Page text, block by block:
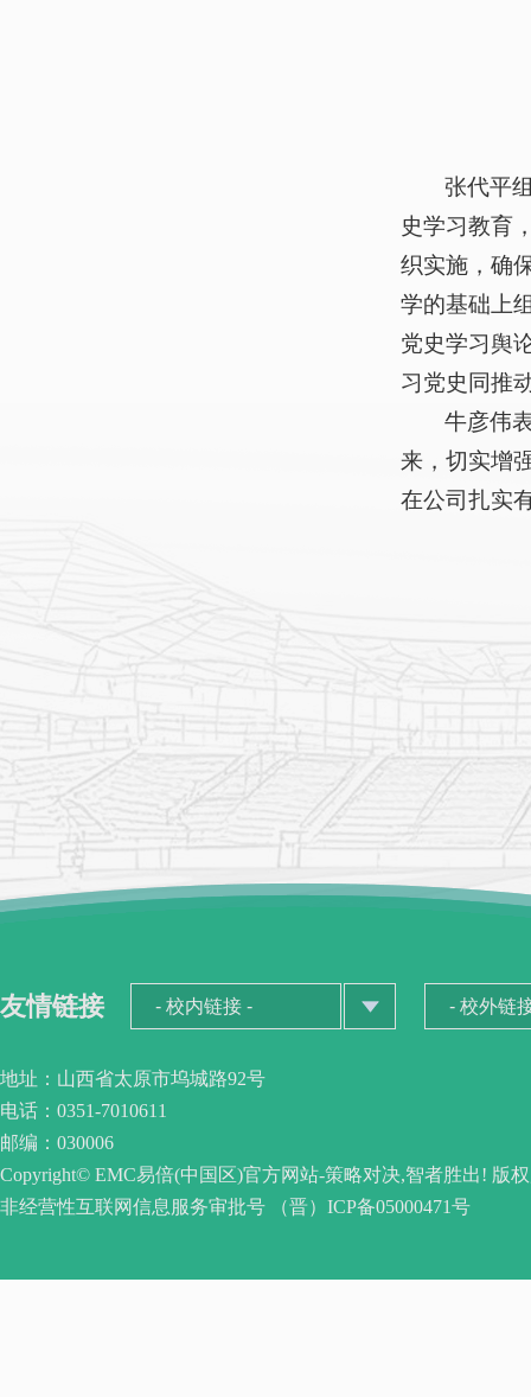
张代平
史学习教育
织实施，确
学的基础上
党史学习舆
习党史同推
牛彦伟
来，切实增
在公司扎实
友情链接
地址：山西省太原市坞城路92号
电话：0351-7010611
邮编：030006
Copyright© EMC易倍(中国区)官方网站-策略对决,智者胜出! 版
非经营性互联网信息服务审批号 （晋）ICP备05000471号